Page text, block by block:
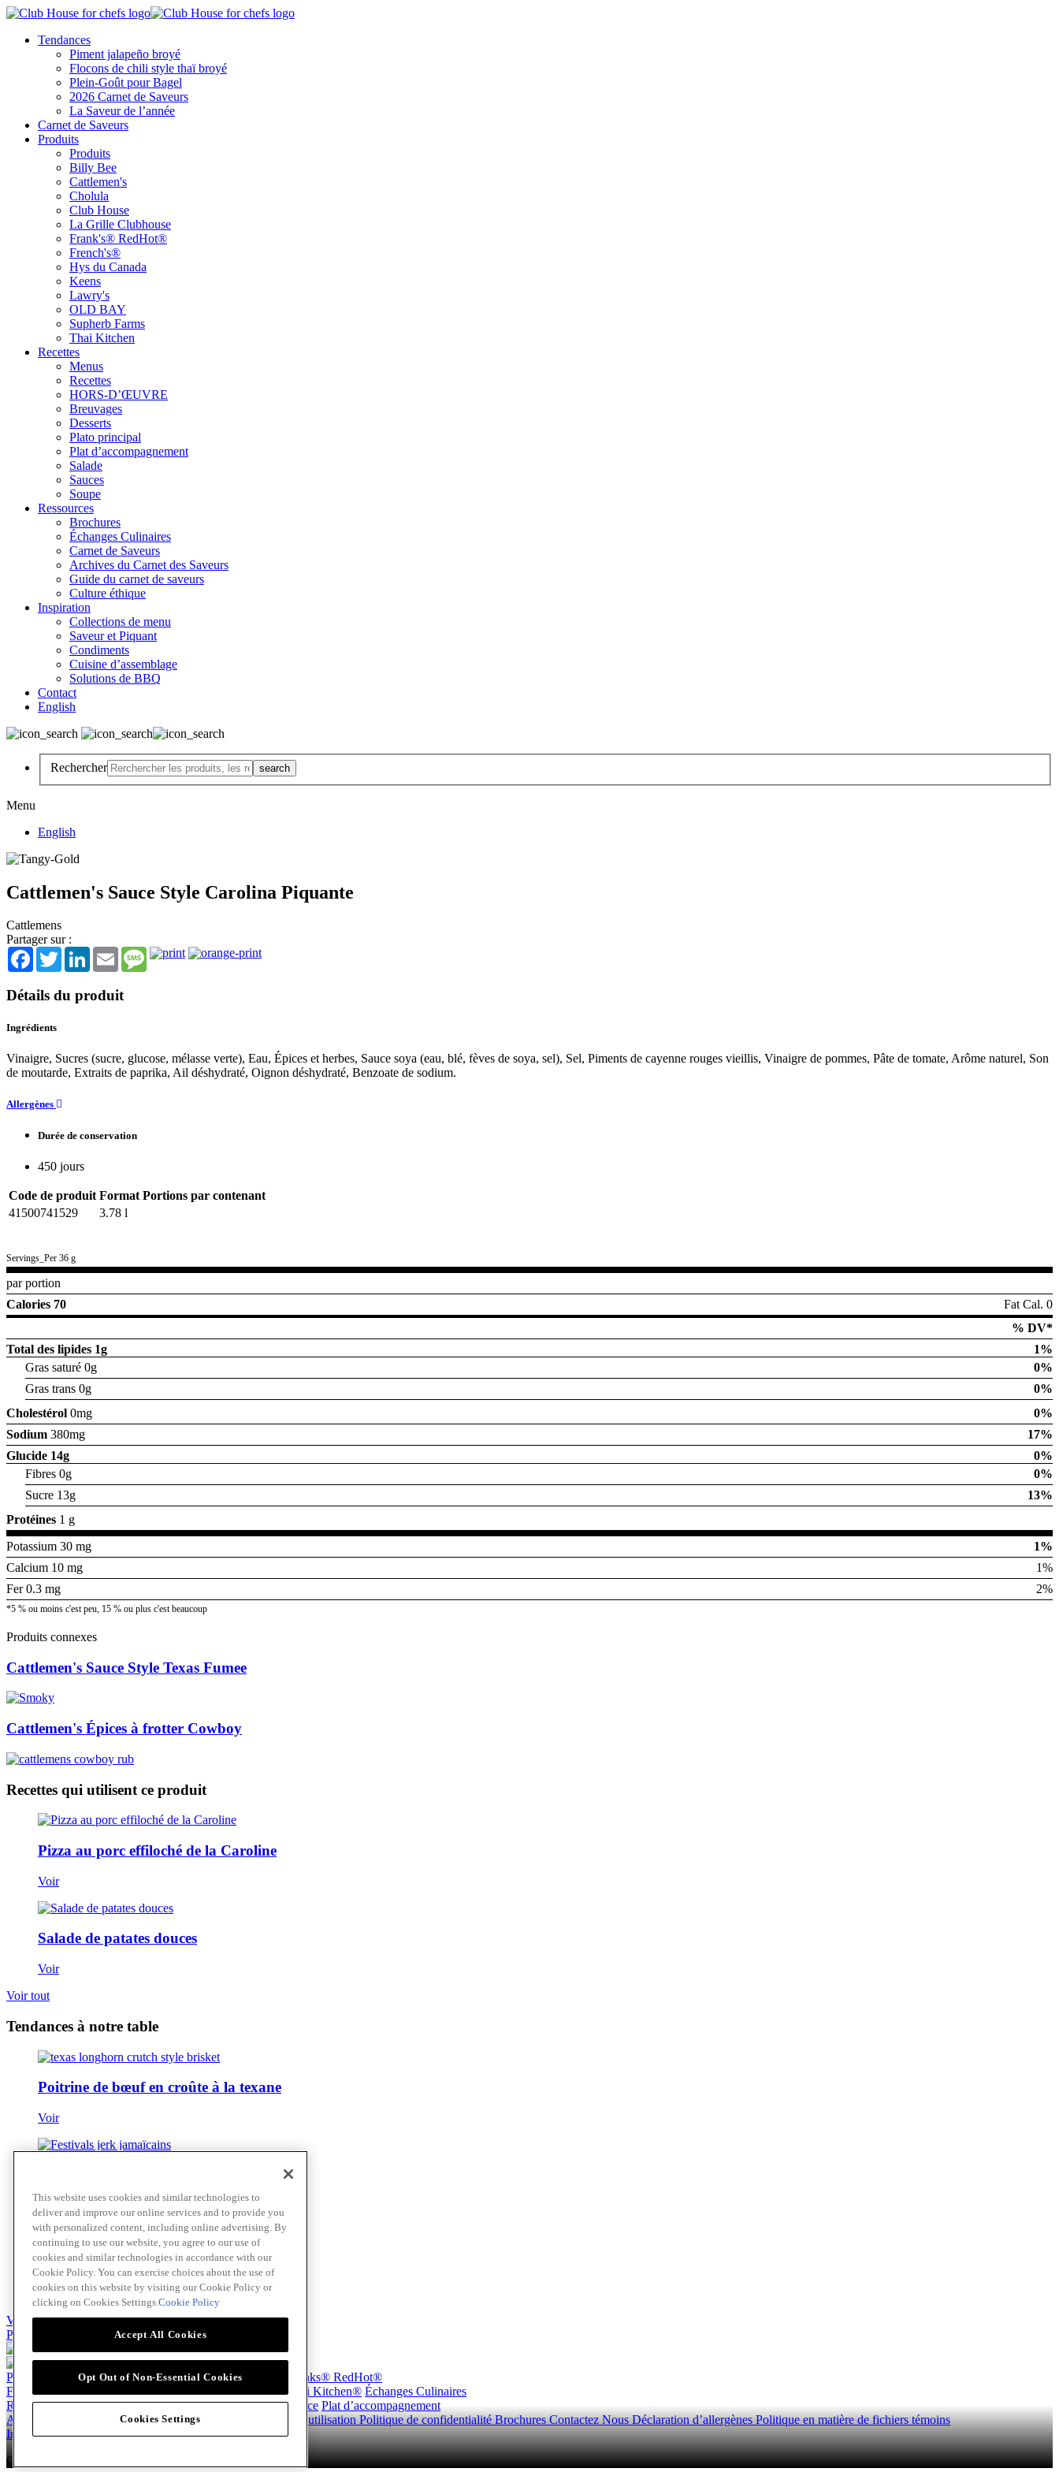
Tendances
Piment jalapeño broyé
Flocons de chili style thaï broyé
Plein-Goût pour Bagel
2026 Carnet de Saveurs
La Saveur de l’année
Carnet de Saveurs
Produits
Produits
Billy Bee
Cattlemen's
Cholula
Club House
La Grille Clubhouse
Frank's® RedHot®
French's®
Hys du Canada
Keens
Lawry's
OLD BAY
Supherb Farms
Thai Kitchen
Recettes
Menus
Recettes
HORS-D’ŒUVRE
Breuvages
Desserts
Plato principal
Plat d’accompagnement
Salade
Sauces
Soupe
Ressources
Brochures
Échanges Culinaires
Carnet de Saveurs
Archives du Carnet des Saveurs
Guide du carnet de saveurs
Culture éthique
Inspiration
Collections de menu
Saveur et Piquant
Condiments
Cuisine d’assemblage
Solutions de BBQ
Contact
English
Rechercher
Menu
English
Cattlemen's Sauce Style Carolina Piquante
Cattlemens
Partager sur :
Facebook
TwitterLinkedInEmail Message
Détails du produit
Ingrédients
Vinaigre, Sucres (sucre, glucose, mélasse verte), Eau, Épices et herbes, Sauce soya (eau, blé, fèves de soya, sel), Sel, Piments de cayenne rouges vieillis, Vinaigre de pommes, Pâte de tomate, Arôme naturel, Son
de moutarde, Extraits de paprika, Ail déshydraté, Oignon déshydraté, Benzoate de sodium.
Allergènes
Durée de conservation
450 jours
Code de produit Format Portions par contenant
41500741529
3.78 l
Servings_Per 36 g
par portion
Calories 70
Fat Cal. 0
% DV*
Total des lipides 1g
1%
Gras saturé 0g
0%
Gras trans 0g
0%
Cholestérol 0mg
0%
Sodium 380mg
17%
Glucide 14g
0%
Fibres 0g
0%
Sucre 13g
13%
Protéines 1 g
Potassium 30 mg
1%
Calcium 10 mg
1%
Fer 0.3 mg
2%
*5 % ou moins c'est peu, 15 % ou plus c'est beaucoup
Produits connexes
Cattlemen's Sauce Style Texas Fumee
Cattlemen's Épices à frotter Cowboy
Recettes qui utilisent ce produit
Pizza au porc effiloché de la Caroline
Voir
Salade de patates douces
Voir
Voir tout
Tendances à notre table
Poitrine de bœuf en croûte à la texane
Voir
Voir
Ailes BBQ Carolina épicées et acidulées
Voir
Voir tout
Passer au contenu principal(Skip)
Produits Billy Bee® Cattlemen's® Club House®
Franks® RedHot®
French's®
Thai Kitchen® Échanges Culinaires
Recettes Hors-d’œuvre Beverages Dessert Plat principal Sauce Plat d’accompagnement
About
À propos de nousNormes d'accessibilité Modalités d’utilisationPolitique de confidentialitéBrochuresContactez NousDéclaration d’allergènesPolitique en matière de fichiers témoins
Instagram LinkedIn
Copyright © 2026 McCormick Canada. Tous droits réservés
This website uses cookies and similar technologies to
deliver and improve our online services and to provide you
with personalized content, including online advertising. By
continuing to use our website, you agree to our use of
cookies and similar technologies in accordance with our
Cookie Policy. You can exercise choices about the use of
cookies on this website by visiting our Cookie Policy or
clicking on Cookies Settings.Cookie Policy
Accept All Cookies
Opt Out of Non-Essential Cookies
Cookies Settings